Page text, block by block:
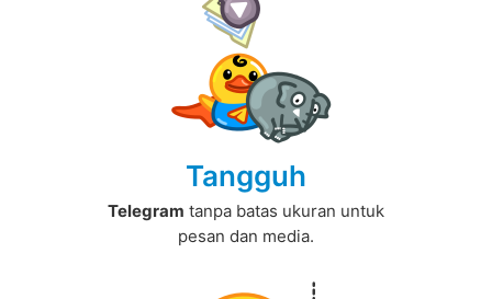
Tangguh
Telegram tanpa batas ukuran untuk
pesan dan media.